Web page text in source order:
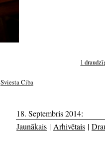
1
Sviesta Ciba
18. Septembris 2014:
Jaunākais | Arhivētais |